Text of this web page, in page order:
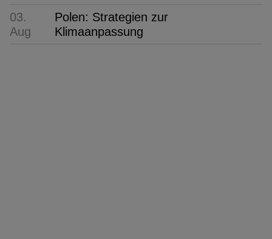
03.
Aug
Polen: Strategien zur
Klimaanpassung